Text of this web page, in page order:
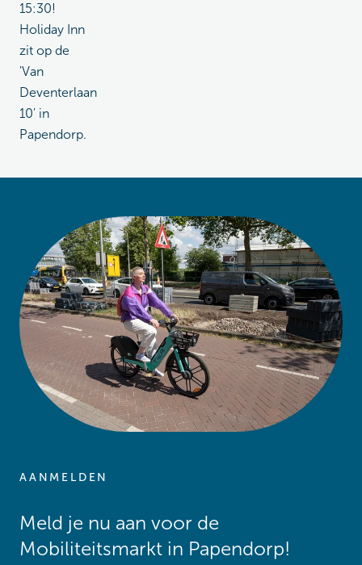
15:30!
Holiday Inn
zit op de
'Van
Deventerlaan
10' in
Papendorp.
AANMELDEN
Meld je nu aan voor de
Mobiliteitsmarkt in Papendorp!